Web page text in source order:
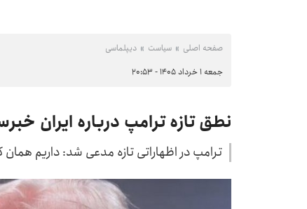
صفحه اصلی سیاست دیپلماسی
جمعه ۱ خرداد ۱۴۰۵ - ۲۰:۵۳
نطق تازه ترامپ درباره ایران
ترامپ در اظهاراتی تازه مدعی شد: داریم همان